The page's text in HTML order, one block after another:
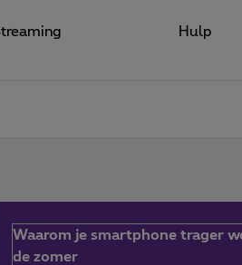
Hulp
Waarom je smartphone trager
de zomer